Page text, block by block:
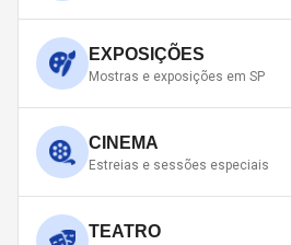
EXPOSIÇÕES
Mostras e exposições em SP
CINEMA
Estreias e sessões especiais
TEATRO